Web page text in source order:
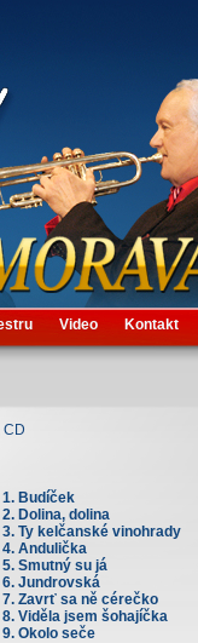
Video Kontakt
Budíček
Dolina, dolina
Ty kelčanské vinohrady
Andulička
Smutný su já
Jundrovská
Zavrť sa ně cérečko
Viděla jsem šohajíčka
Okolo seče